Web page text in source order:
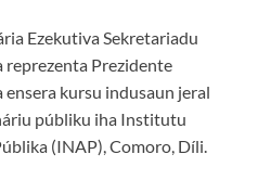
Ezekutiva Sekretariadu
reprezenta Prezidente
kursu indusaun jeral
públiku iha Institutu
(INAP), Comoro, Díli.